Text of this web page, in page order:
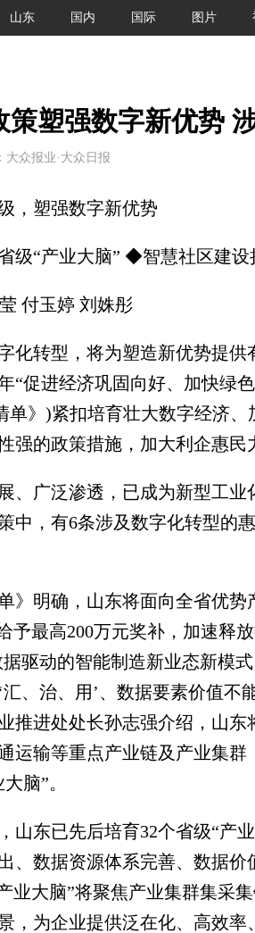
山东 国内 国际 图片
策塑强数字新优势
众报业·大众日报
塑强数字新优势
“产业大脑” ◆智慧社区建设
付玉婷 刘姝彤
转型，将为塑造新优势提供
“促进经济巩固向好、加快绿
单》)紧扣培育壮大数字经济
强的政策措施，加大利企惠民
广泛渗透，已成为新型工业
中，有6条涉及数字化转型的
明确，山东将面向全省优势
予最高200万元奖补，加速释
据驱动的智能制造新业态新模
、治、用’、数据要素价值不
推进处处长孙志强介绍，山
运输等重点产业链及产业集
脑”。
东已先后培育32个省级“产业
、数据资源体系完善、数据价
业大脑”将聚焦产业集群集采
，为企业提供泛在化、高效